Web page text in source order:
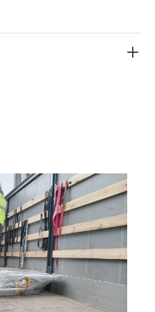
сухих смесей,
материалов, клея. Имеет
камняи мрамора,
покрытия. Также
профиля,
и техники,